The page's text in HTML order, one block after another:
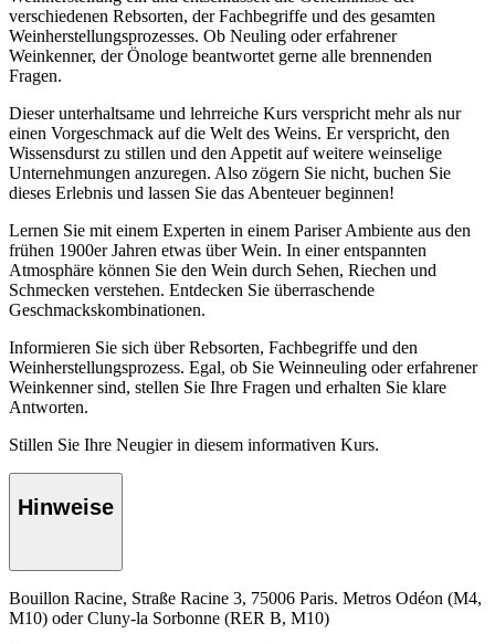
verschiedenen Rebsorten, der Fachbegriffe und des gesamten
Weinherstellungsprozesses. Ob Neuling oder erfahrener
Weinkenner, der Önologe beantwortet gerne alle brennenden
Fragen.
Dieser unterhaltsame und lehrreiche Kurs verspricht mehr als nur
einen Vorgeschmack auf die Welt des Weins. Er verspricht, den
Wissensdurst zu stillen und den Appetit auf weitere weinselige
Unternehmungen anzuregen. Also zögern Sie nicht, buchen Sie
dieses Erlebnis und lassen Sie das Abenteuer beginnen!
Lernen Sie mit einem Experten in einem Pariser Ambiente aus den
frühen 1900er Jahren etwas über Wein. In einer entspannten
Atmosphäre können Sie den Wein durch Sehen, Riechen und
Schmecken verstehen. Entdecken Sie überraschende
Geschmackskombinationen.
Informieren Sie sich über Rebsorten, Fachbegriffe und den
Weinherstellungsprozess. Egal, ob Sie Weinneuling oder erfahrener
Weinkenner sind, stellen Sie Ihre Fragen und erhalten Sie klare
Antworten.
Stillen Sie Ihre Neugier in diesem informativen Kurs.
Hinweise
Bouillon Racine, Straße Racine 3, 75006 Paris. Metros Odéon (M4,
M10) oder Cluny-la Sorbonne (RER B, M10)